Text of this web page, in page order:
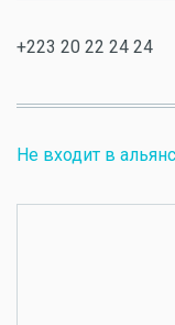
+223 20 22 24 24
Не входит в